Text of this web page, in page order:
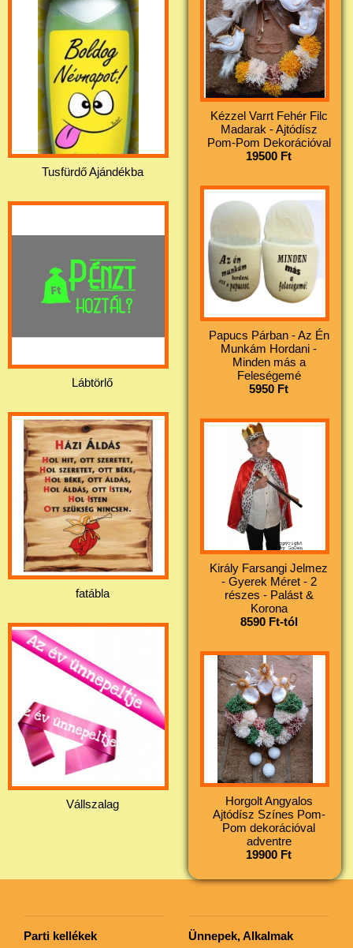
Tusfürdő Ajándékba
Lábtörlő
fatábla
Vállszalag
Kézzel Varrt Fehér Filc
Madarak - Ajtódísz
Pom-Pom Dekorációval
19500 Ft
Papucs Párban - Az Én
Munkám Hordani -
Minden más a
Feleségemé
5950 Ft
Király Farsangi Jelmez
- Gyerek Méret - 2
részes - Palást &
Korona
8590 Ft-tól
Horgolt Angyalos
Ajtódísz Színes Pom-
Pom dekorációval
adventre
19900 Ft
Parti kellékek Ünnepek, Alkalmak